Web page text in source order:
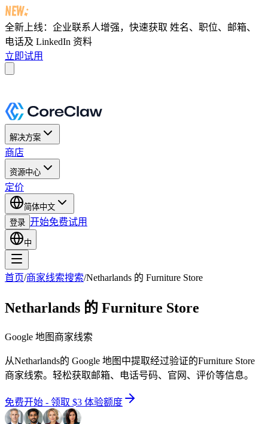
全新上线：企业联系人增强，快速获取 姓名、职位、邮箱、
电话及 LinkedIn 资料
立即试用
解决方案
商店
资源中心
定价
简体中文
登录 开始免费试用
中
首页/商家线索搜索/Netharlands 的 Furniture Store
Netharlands 的 Furniture Store
Google 地图商家线索
从Netharlands的 Google 地图中提取经过验证的Furniture Store
商家线索。轻松获取邮箱、电话号码、官网、评价等信息。
免费开始 - 领取 $3 体验额度